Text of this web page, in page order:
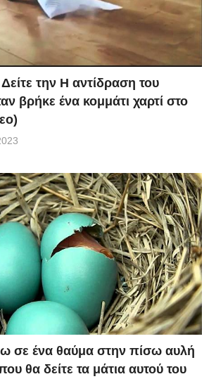
την Η αντίδραση του
βρήκε ένα κομμάτι χαρτί στο
σε ένα θαύμα στην πίσω αυλή
θα δείτε τα μάτια αυτού του